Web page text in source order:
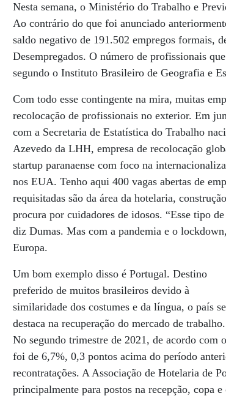
Nesta semana, o Ministério do Trabalho e
Ao contrário do que foi anunciado
saldo negativo de 191.502 empregos formais,
Desempregados. O número de profissionais
segundo o Instituto Brasileiro de Geografia e
Com todo esse contingente na mira, muitas
recolocação de profissionais no exterior. Em
com a Secretaria de Estatística do Trabalho
Azevedo da LHH, empresa de recolocação
startup paranaense com foco na
nos EUA. Tenho aqui 400 vagas abertas de
requisitadas são da área da hotelaria,
procura por cuidadores de idosos. “Esse tipo
diz Dumas. Mas com a pandemia e o
Europa.
Um bom exemplo disso é Portugal. Destino
preferido de muitos brasileiros devido à
similaridade dos costumes e da língua, o país se
destaca na recuperação do mercado de trabalho.
No segundo trimestre de 2021, de acordo
foi de 6,7%, 0,3 pontos acima do período
recontratações. A Associação de Hotelaria de
principalmente para postos na recepção, copa